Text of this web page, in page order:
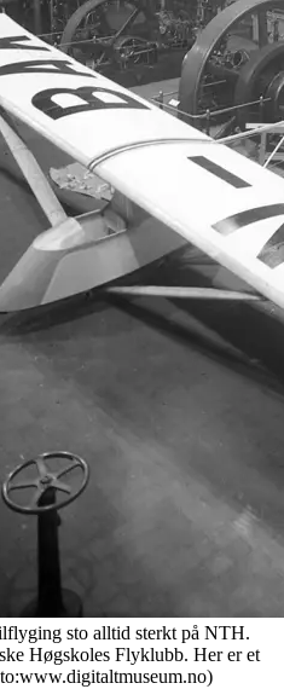
sto alltid sterkt på NTH.
Høgskoles Flyklubb. Her er et